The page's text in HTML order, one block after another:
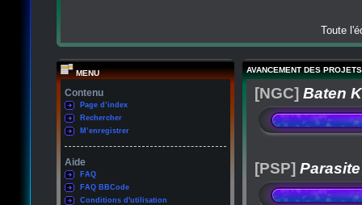
Toute
MENU
Contenu
Page d’index
Rechercher
M’enregistrer
Aide
FAQ
FAQ BBCode
Conditions d'utilisation
AVANCEMENT DES PROJETS
[NGC] Baten
[PSP]